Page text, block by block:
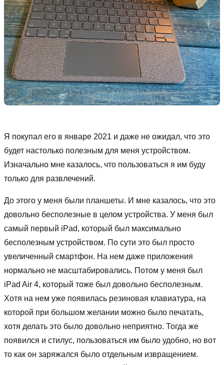
Я покупал его в январе 2021 и даже не ожидал, что это
будет настолько полезным для меня устройством.
Изначально мне казалось, что пользоваться я им буду
только для развлечений.
До этого у меня были планшеты. И мне казалось, что это
довольно бесполезные в целом устройства. У меня был
самый первый iPad, который был максимально
бесполезным устройством. По сути это был просто
увеличенный смартфон. На нем даже приложения
нормально не масштабировались. Потом у меня был
iPad Air 4, который тоже был довольно бесполезным.
Хотя на нем уже появилась резиновая клавиатура, на
которой при большом желании можно было печатать,
хотя делать это было довольно неприятно. Тогда же
появился и стилус, пользоваться им было удобно, но вот
то как он заряжался было отдельным извращением.